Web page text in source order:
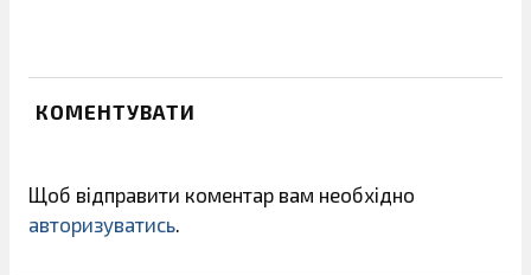
КОМЕНТУВАТИ
Щоб відправити коментар вам необхідно
авторизуватись.